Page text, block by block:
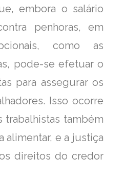
embora o salário
penhoras, em
como as
pode-se efetuar o
para assegurar os
Isso ocorre
trabalhistas também
alimentar, e a justiça
direitos do credor